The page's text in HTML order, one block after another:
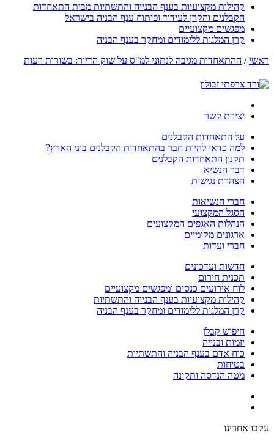
קהילות מקצועיות בענף הבנייה והתשתיות מבית התאחדות
הקבלנים והקרן לעידוד ופיתוח ענף הבניה בישראל
מפגשים מקצועיים
קרן המלגות ללימודים ומחקר בענף הבניה
ראשי/ ההתאחדות מגיבה לנתוני למ"ס על שוק הדיור: בשורות רעות
יצירת קשר
על התאחדות הקבלנים
למה כדאי להיות חבר בהתאחדות הקבלנים בוני הארץ?
תקנון התאחדות הקבלנים
דבר הנשיא
הצהרת נגישות
חברי הנשיאות
הסגל המקצועי
הנהלות האגפים המקצועים
ארגונים מקומיים
חברי ועדות
חדשות ועדכונים
תכנית חירום
לוח אירועים כנסים ומפגשים מקצועיים
קהילות מקצועיות בענף הבנייה והתשתיות
קרן המלגות ללימודים ומחקר בענף הבניה
חיפוש קבלן
יזמות ובנייה
כוח אדם בענף הבניה והתשתיות
בטיחות
מטה הנדסה ותקינה
עקבו אחרינו